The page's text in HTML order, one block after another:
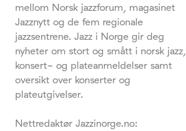
mellom Norsk jazzforum, magasinet
Jazznytt og de fem regionale
jazzsentrene. Jazz i Norge gir deg
nyheter om stort og smått i norsk jazz,
konsert- og plateanmeldelser samt
oversikt over konserter og
plateutgivelser.
Nettredaktør Jazzinorge.no: